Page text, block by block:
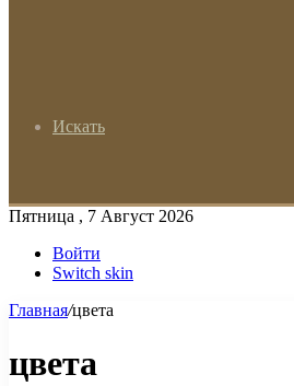
Искать
Пятница , 7 Август 2026
Войти
Switch skin
Главная/цвета
цвета